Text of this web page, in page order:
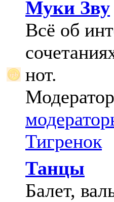
Муки Зву
Всё об
нот.
Тигренок
Танцы
Балет,